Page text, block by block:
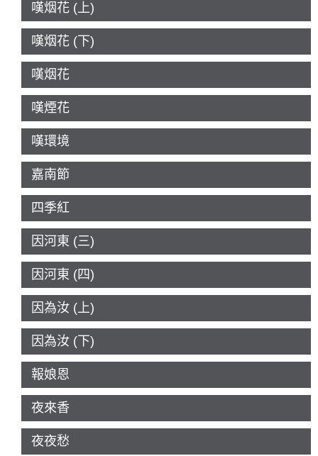
嘆烟花 (上)
嘆烟花 (下)
嘆烟花
嘆煙花
嘆環境
嘉南節
四季紅
因河東 (三)
因河東 (四)
因為汝 (上)
因為汝 (下)
報娘恩
夜來香
夜夜愁